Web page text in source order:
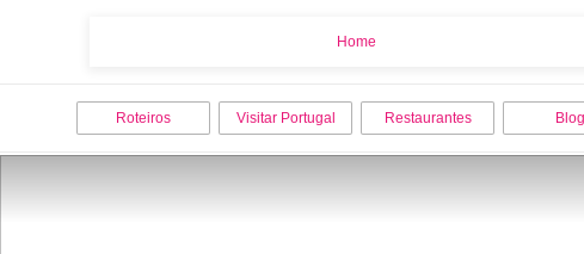
Home
Roteiros Visitar Portugal Restaurantes Blog